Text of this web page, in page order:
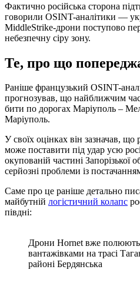
Фактично російська сторона
говорили OSINT-аналітики —
MiddleStrike-дрони поступово
небезпечну сіру зону.
Те, про що
Раніше французький OSINT-
прогнозував, що найближчим
бити по дорогах Маріуполь –
Маріуполь.
У своїх оцінках він зазначав,
може поставити під удар усю
окупованій частині Запорізької
серйозні проблеми із
Саме про це раніше детально
майбутній логістичний колапс
півдні:
Дрони Hornet вже полюють
вантажівками на трасі
районі Бердянська